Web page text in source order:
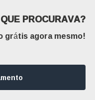
PROCURAVA?
grátis agora mesmo!